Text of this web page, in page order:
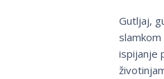
Gutljaj,
ispijanje